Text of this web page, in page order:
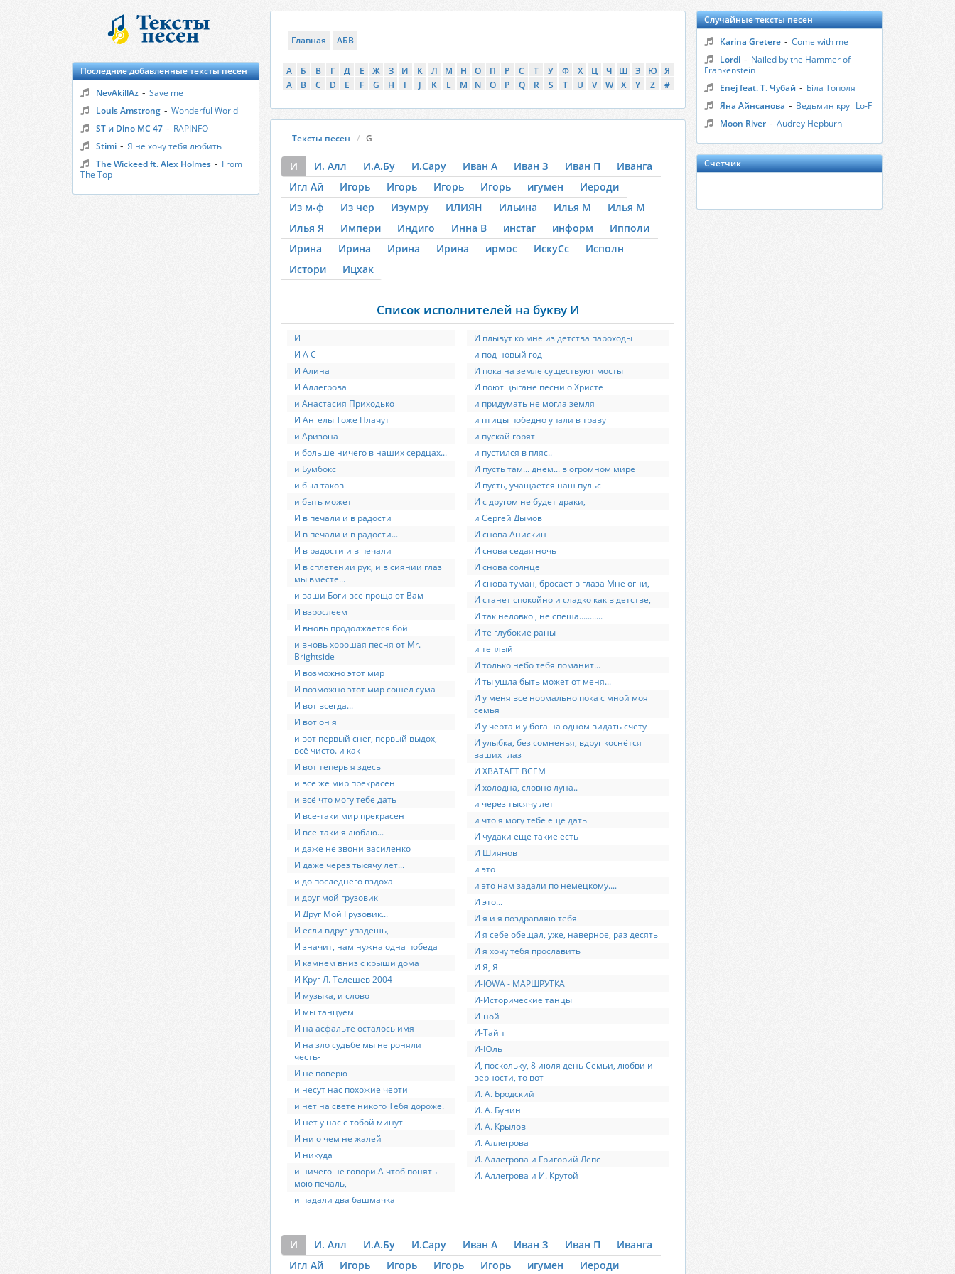
Главная АБВ
А Б В Г Д Е Ж З И К Л М Н О П Р С Т У Ф Х Ц Ч Ш Э Ю
Я
A
B C D E F G H I J K L M N O P Q R S T U V W X Y Z #
Тексты песен G
И И. Алл И.А.Бу И.Сару Иван А Иван З Иван П
Иванга
Игл Ай
Игорь Игорь Игорь Игорь игумен
Иероди
Из м-ф
Из чер Изумру ИЛИЯН Ильина Илья M
Илья М
Илья Я
Импери Индиго Инна В инстаг информ
Ипполи
Ирина
Ирина Ирина Ирина ирмос ИскуСс
Исполн
Истори
Ицхак
Список исполнителей на букву И
И
И А С
И Алина
И Аллегрова
и Анастасия Приходько
И Ангелы Тоже Плачут
и Аризона
и больше ничего в наших сердцах...
и Бумбокс
и был таков
и быть может
И в печали и в радости
И в печали и в радости...
И в радости и в печали
И в сплетении рук, и в сиянии глаз
мы вместе...
и ваши Боги все прощают Вам
И взрослеем
И вновь продолжается бой
и вновь хорошая песня от Mr.
Brightside
И возможно этот мир
И возможно этот мир сошел сума
И вот всегда...
И вот он я
и вот первый снег, первый выдох,
всё чисто. и как
И вот теперь я здесь
и все же мир прекрасен
и всё что могу тебе дать
И все-таки мир прекрасен
И всё-таки я люблю...
и даже не звони василенко
И даже через тысячу лет...
и до последнего вздоха
и друг мой грузовик
И Друг Мой Грузовик...
И если вдруг упадешь,
И значит, нам нужна одна победа
И камнем вниз с крыши дома
И Круг Л. Телешев 2004
И музыка, и слово
И мы танцуем
И на асфальте осталось имя
И на зло судьбе мы не роняли
честь-
И не поверю
и несут нас похожие черти
и нет на свете никого Тебя дороже.
И нет у нас с тобой минут
И ни о чем не жалей
И никуда
и ничего не говори.А чтоб понять
мою печаль,
и падали два башмачка
И плывут ко мне из детства пароходы
и под новый год
И пока на земле существуют мосты
И поют цыгане песни о Христе
и придумать не могла земля
и птицы победно упали в траву
и пускай горят
и пустился в пляс..
И пусть там... днем... в огромном мире
И пусть, учащается наш пульс
И с другом не будет драки,
и Сергей Дымов
И снова Анискин
И снова седая ночь
И снова солнце
И снова туман, бросает в глаза Мне огни,
И станет спокойно и сладко как в детстве,
И так неловко , не спеша...........
И те глубокие раны
и теплый
И только небо тебя поманит...
И ты ушла быть может от меня...
И у меня все нормально пока с мной моя
семья
И у черта и у бога на одном видать счету
И улыбка, без сомненья, вдруг коснётся
ваших глаз
И ХВАТАЕТ ВСЕМ
И холодна, словно луна..
и через тысячу лет
и что я могу тебе еще дать
И чудаки еще такие есть
И Шиянов
и это
и это нам задали по немецкому....
И это...
И я и я поздравляю тебя
И я себе обещал, уже, наверное, раз десять
И я хочу тебя прославить
И Я, Я
И-IOWA - МАРШРУТКА
И-Исторические танцы
И-ной
И-Тайп
И-Юль
И, поскольку, 8 июля день Семьи, любви и
верности, то вот-
И. А. Бродский
И. А. Бунин
И. А. Крылов
И. Аллегрова
И. Аллегрова и Григорий Лепс
И. Аллегрова и И. Крутой
И И. Алл И.А.Бу И.Сару Иван А Иван З Иван П
Иванга
Игл Ай
Игорь Игорь Игорь Игорь игумен Иероди
Последние добавленные тексты песен
NevAkillAz - Save me
Louis Amstrong - Wonderful World
ST и Dino MC 47 - RAPINFO
Stimi - Я не хочу тебя любить
The Wickeed ft. Alex Holmes - From
The Top
Случайные тексты песен
Karina Gretere - Come with me
Lordi - Nailed by the Hammer of
Frankenstein
Enej feat. Т. Чубай - Біла Тополя
Яна Айнсанова - Ведьмин круг Lo-Fi
Moon River - Audrey Hepburn
Счётчик